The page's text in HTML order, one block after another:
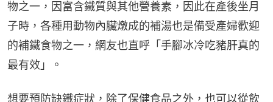
物之一，因富含鐵質與其他營養素，因此在產後坐月
子時，各種用動物內臟燉成的補湯也是備受產婦歡迎
的補鐵食物之一，網友也直呼「手腳冰冷吃豬肝真的
最有效」。
想要預防缺鐵症狀，除了保健食品之外，也可以從飲